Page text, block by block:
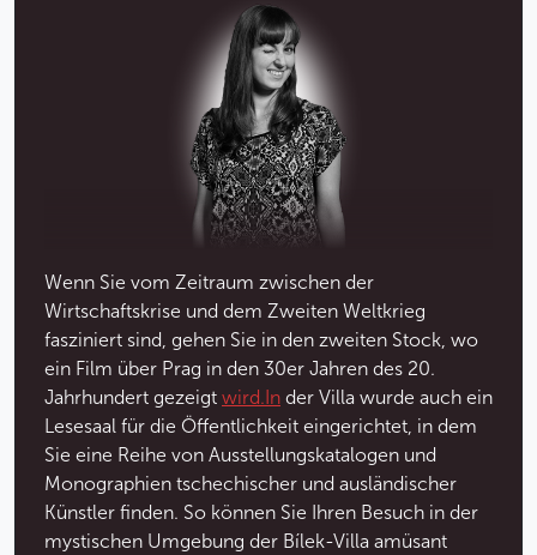
Wenn Sie vom Zeitraum zwischen der
Wirtschaftskrise und dem Zweiten Weltkrieg
fasziniert sind, gehen Sie in den zweiten Stock, wo
ein Film über Prag in den 30er Jahren des 20.
Jahrhundert gezeigt wird.In der Villa wurde auch ein
Lesesaal für die Öffentlichkeit eingerichtet, in dem
Sie eine Reihe von Ausstellungskatalogen und
Monographien tschechischer und ausländischer
Künstler finden. So können Sie Ihren Besuch in der
mystischen Umgebung der Bílek-Villa amüsant